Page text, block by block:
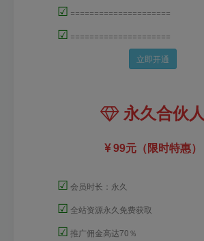
☑ =====================
☑ =====================
立即开通
永久合伙人
99元（限时特惠）
☑ 会员时长：永久
☑ 全站资源永久免费获取
☑ 推广佣金高达70％